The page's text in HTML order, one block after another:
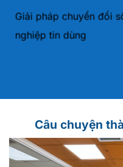
Giải pháp chuyển đổi
nghiệp tin dùng
Câu chuyện